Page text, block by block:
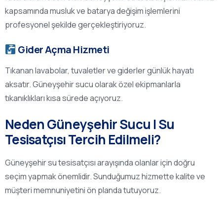
kapsamında musluk ve batarya değişim işlemlerini
profesyonel şekilde gerçekleştiriyoruz.
Gider Açma Hizmeti
Tıkanan lavabolar, tuvaletler ve giderler günlük hayatı
aksatır. Güneyşehir sucu olarak özel ekipmanlarla
tıkanıklıkları kısa sürede açıyoruz.
Neden Güneyşehir Sucu | Su
Tesisatçısı Tercih Edilmeli?
Güneyşehir su tesisatçısı arayışında olanlar için doğru
seçim yapmak önemlidir. Sunduğumuz hizmette kalite ve
müşteri memnuniyetini ön planda tutuyoruz.